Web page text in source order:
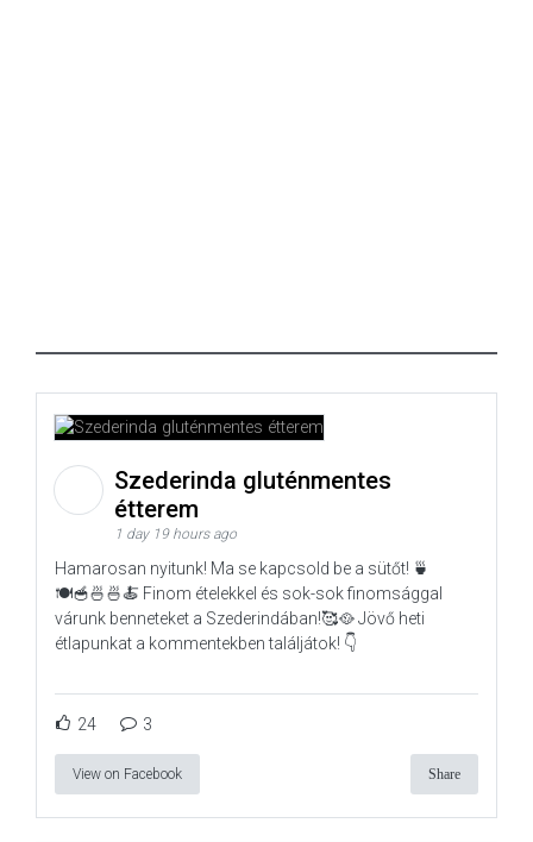
Szederinda gluténmentes
étterem
1 day 19 hours ago
Hamarosan nyitunk! Ma se kapcsold be a sütőt! 🍵
🍽️🥣🍜🍜🍝 Finom ételekkel és sok-sok finomsággal
várunk benneteket a Szederindában!🥰🥘 Jövő heti
étlapunkat a kommentekben találjátok! 👇
24 3
View on Facebook Share